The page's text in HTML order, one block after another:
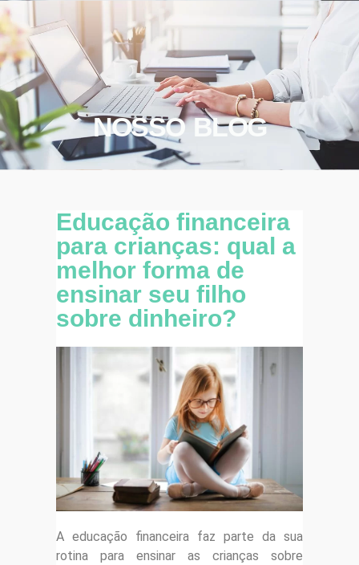
NOSSO BLOG
Educação financeira
para crianças: qual a
melhor forma de
ensinar seu filho
sobre dinheiro?
A educação financeira faz parte da sua
rotina para ensinar as crianças sobre